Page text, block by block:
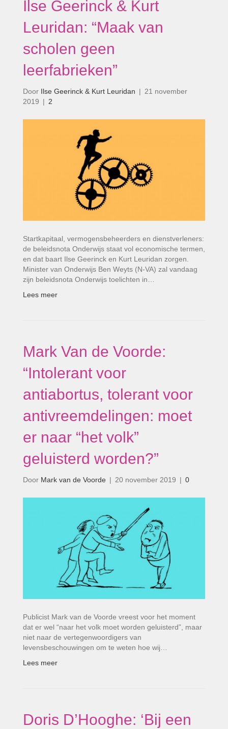
Ilse Geerinck & Kurt
Leuridan: “Maak van
scholen geen
leerfabrieken”
Door Ilse Geerinck & Kurt Leuridan | 21 november
2019 | 2
Startkapitaal, vermogensbeheerders en dienstverleners:
de beleids­nota Onderwijs staat vol economische termen,
en dat baart Ilse Geerinck en Kurt Leuridan zorgen.
Minister van Onderwijs Ben Weyts (N-VA) zal vandaag
zijn beleidsnota Onderwijs toelichten in…
Lees meer
Mark Van de Voorde:
“Intolerant voor
antiabortus, tolerant voor
antivreemdelingen: moet
er naar “het volk”
geluisterd worden?”
Door Mark van de Voorde | 20 november 2019 | 0
Publicist Mark van de Voorde vreest voor het moment
dat er wel “naar het volk moet worden geluisterd”, maar
niet naar de vertegenwoordigers van
levensbeschouwingen om te weten hoe wij…
Lees meer
Doris D’Hooghe: ‘Bij een